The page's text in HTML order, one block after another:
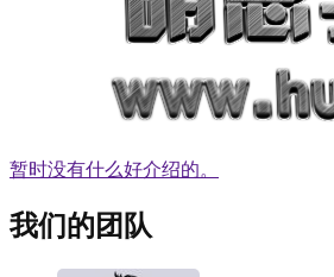
暂时没有什么好介绍的。
我们的团队